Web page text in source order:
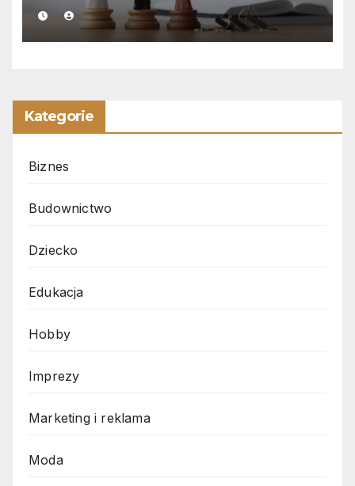
Kategorie
Biznes
Budownictwo
Dziecko
Edukacja
Hobby
Imprezy
Marketing i reklama
Moda